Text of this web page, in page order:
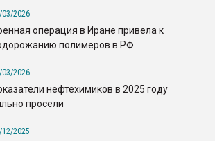
03/2026
операция в Иране привела к
полимеров в РФ
03/2026
нефтехимиков в 2025 году
просели
12/2025